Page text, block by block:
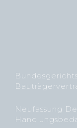
Neufassung